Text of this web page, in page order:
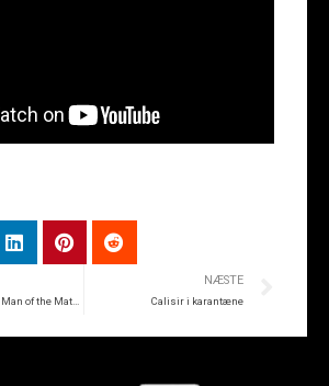
NÆSTE
Calisir i karantæne